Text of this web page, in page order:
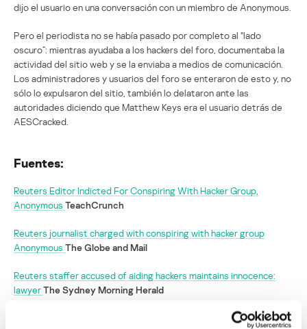
dijo el usuario en una conversación con un miembro de Anonymous.
Pero el periodista no se había pasado por completo al “lado
oscuro”: mientras ayudaba a los hackers del foro, documentaba la
actividad del sitio web y se la enviaba a medios de comunicación.
Los administradores y usuarios del foro se enteraron de esto y, no
sólo lo expulsaron del sitio, también lo delataron ante las
autoridades diciendo que Matthew Keys era el usuario detrás de
AESCracked.
Fuentes:
Reuters Editor Indicted For Conspiring With Hacker Group,
Anonymous TeachCrunch
Reuters journalist charged with conspiring with hacker group
Anonymous The Globe and Mail
Reuters staffer accused of aiding hackers maintains innocence:
lawyerThe Sydney Morning Herald